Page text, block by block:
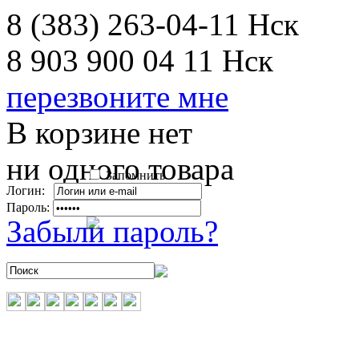
8 (383) 263-04-11 Нск
8 903 900 04 11 Нск
перезвоните мне
В корзине нет
ни одного товара
Запомнить
Логин:
Пароль:
Забыли пароль?